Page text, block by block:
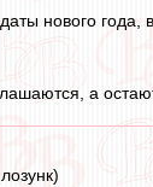
нового
а